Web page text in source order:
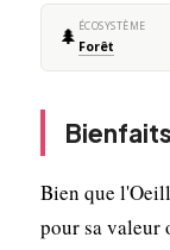
🌲 ÉCOSYSTÈME
Forêt
Bien que
pour sa valeur